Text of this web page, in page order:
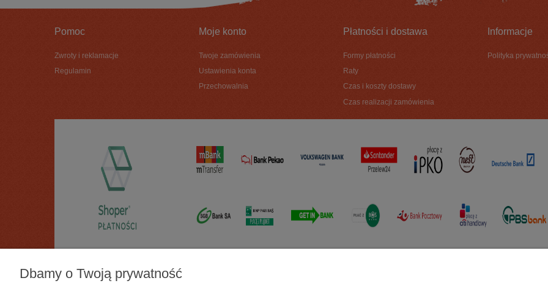
Pomoc
Zwroty i reklamacje
Regulamin
Moje konto
Twoje zamówienia
Ustawienia konta
Przechowalnia
Płatności i dostawa
Formy płatności
Raty
Czas i koszty dostawy
Czas realizacji zamówienia
Informacje
Polityka
Dbamy o Twoją prywatność